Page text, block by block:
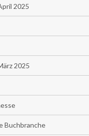
2025
2025
Buchbranche